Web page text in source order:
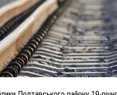
62-РІЧНУ
25